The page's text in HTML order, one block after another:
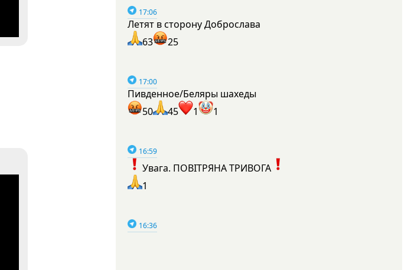
17:06
Летят в сторону Доброслава
63
25
17:00
Пивденное/Беляры шахеды
50
45 1 1
16:59
Увага. ПОВІТРЯНА ТРИВОГА
1
16:36